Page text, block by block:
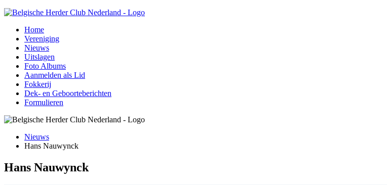
Home
Vereniging
Nieuws
Uitslagen
Foto Albums
Aanmelden als Lid
Fokkerij
Dek- en Geboorteberichten
Formulieren
Nieuws
Hans Nauwynck
Hans Nauwynck